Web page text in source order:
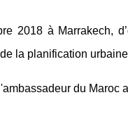
2018 à Marrakech,
la planification
du Maroc